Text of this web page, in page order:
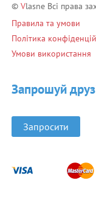
© Vlasne Всі права
Правила та умови
Політика
Умови використання
Запрошуй
Запросити